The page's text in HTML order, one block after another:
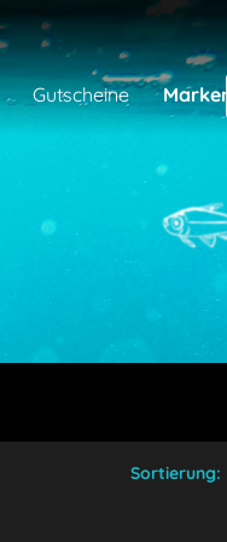
Gutscheine Marken
Sortierung: